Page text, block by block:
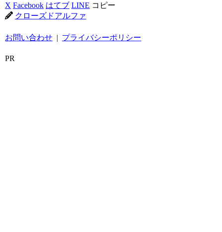
X Facebook はてブ LINE コピー
クローズドアルファ
お問い合わせ | プライバシーポリシー
PR